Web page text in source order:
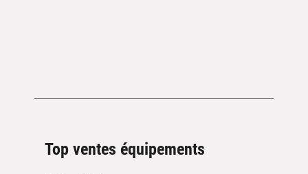
Top ventes équipements